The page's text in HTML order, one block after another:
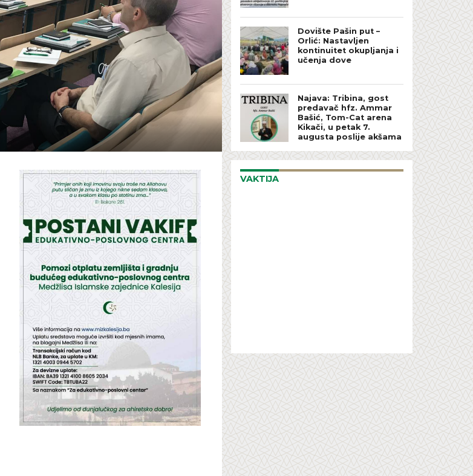
Dovište Pašin put –
Orlić: Nastavljen
kontinuitet okupljanja i
učenja dove
Najava: Tribina, gost
predavač hfz. Ammar
Bašić, Tom-Cat arena
Kikači, u petak 7.
augusta poslije akšama
VAKTIJA